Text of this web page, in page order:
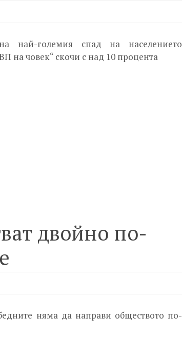
най-големия спад на населението
на човек“ скочи с над 10 процента
двойно по-
няма да направи обществото по-